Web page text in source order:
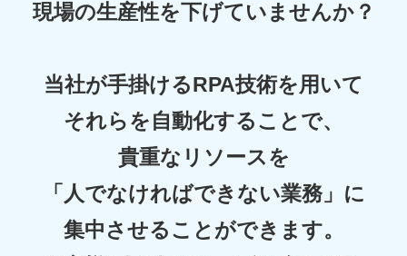
現場の生産性を下げていませんか？
当社が手掛けるRPA技術を用いて
それらを自動化することで、
貴重なリソースを
「人でなければできない業務」に
集中させることができます。